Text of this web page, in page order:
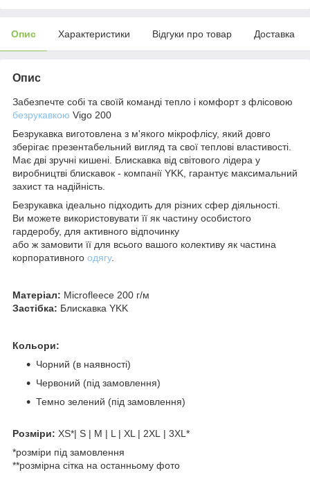
Опис Характеристики Відгуки про товар Доставка
Опис
Забезпечте собі та своїй команді тепло і комфорт з флісовою
безрукавкою Vigo 200
Безрукавка виготовлена з м'якого мікрофлісу, який довго
зберігає презентабельний вигляд та свої теплові властивості.
Має дві зручні кишені. Блискавка від світового лідера у
виробництві блискавок - компанії YKK, гарантує максимальний
захист та надійність.
Безрукавка ідеально підходить для різних сфер діяльності.
Ви можете використовувати її як частину особистого
гардеробу, для активного відпочинку
або ж замовити її для всього вашого колективу як частина
корпоративного одягу.
Матеріал: Microfleece 200 г/м
Застібка: Блискавка YKK
Кольори:
Чорний (в наявності)
Червоний (під замовлення)
Темно зелений (під замовлення)
Розміри: XS*| S | M | L | XL | 2XL | 3XL*
*розміри під замовлення
**розмірна сітка на останньому фото